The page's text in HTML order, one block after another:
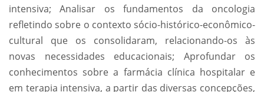
intensiva; Analisar os fundamentos da oncologia
refletindo sobre o contexto sócio-histórico-econômico-
cultural que os consolidaram, relacionando-os às
novas necessidades educacionais; Aprofundar os
conhecimentos sobre a farmácia clínica hospitalar e
em terapia intensiva, a partir das diversas concepções,